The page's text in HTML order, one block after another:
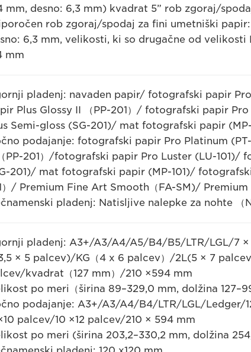
mm, desno: 6,3 mm) kvadrat 5” rob zgoraj/
rob zgoraj/spodaj za fini umetniški
6,3 mm, velikosti, ki so drugačne od
mm
pladenj: navaden papir/ fotografski papir
Plus Glossy II （PP-201）/ fotografski papir
Semi-gloss (SG-201)/ mat fotografski papir (MP-
podajanje: fotografski papir Pro Platinum
（PP-201）/fotografski papir Pro Luster (LU-101)/
201)/ mat fotografski papir (MP-101)/
）/ Premium Fine Art Smooth（FA-SM)/
pladenj: Natisljive nalepke za nohte （
pladenj: A3+/A3/A4/A5/B4/B5/LTR/LGL/7 ×
× 5 palcev)/KG（4 x 6 palcev）/2L(5 × 7
kvadrat（127 mm）/210 ×594 mm
po meri（širina 89–329,0 mm, dolžina
podajanje: A3+/A3/A4/B4/LTR/LGL/Ledger/
palcev/10 ×12 palcev/210 × 594 mm
po meri (širina 203,2–330,2 mm, dolžina